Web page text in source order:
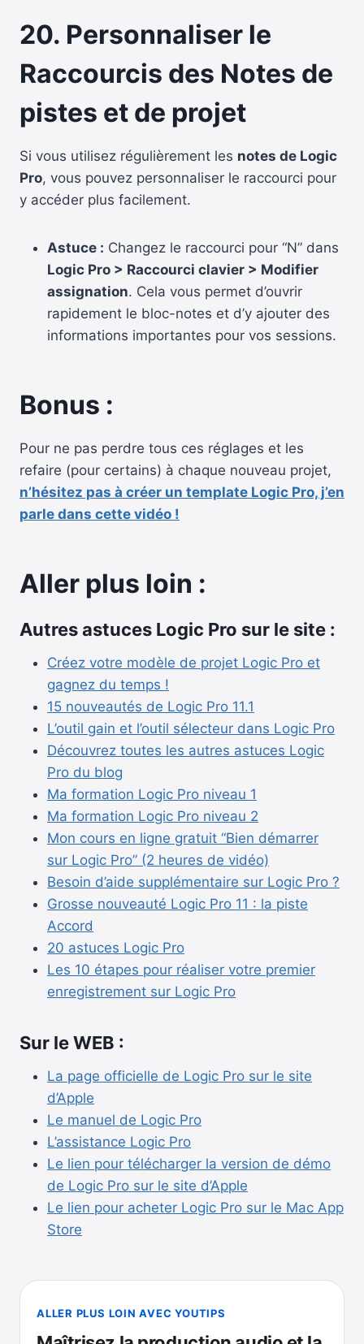
20. Personnaliser le
Raccourcis des Notes de
pistes et de projet
Si vous utilisez régulièrement les notes de Logic
Pro, vous pouvez personnaliser le raccourci pour
y accéder plus facilement.
Astuce : Changez le raccourci pour “N” dans
Logic Pro > Raccourci clavier > Modifier
assignation. Cela vous permet d’ouvrir
rapidement le bloc-notes et d’y ajouter des
informations importantes pour vos sessions.
Bonus :
Pour ne pas perdre tous ces réglages et les
refaire (pour certains) à chaque nouveau projet,
n’hésitez pas à créer un template Logic Pro, j’en
parle dans cette vidéo !
Aller plus loin :
Autres astuces Logic Pro sur le site :
Créez votre modèle de projet Logic Pro et
gagnez du temps !
15 nouveautés de Logic Pro 11.1
L’outil gain et l’outil sélecteur dans Logic Pro
Découvrez toutes les autres astuces Logic
Pro du blog
Ma formation Logic Pro niveau 1
Ma formation Logic Pro niveau 2
Mon cours en ligne gratuit “Bien démarrer
sur Logic Pro” (2 heures de vidéo)
Besoin d’aide supplémentaire sur Logic Pro ?
Grosse nouveauté Logic Pro 11 : la piste
Accord
20 astuces Logic Pro
Les 10 étapes pour réaliser votre premier
enregistrement sur Logic Pro
Sur le WEB :
La page officielle de Logic Pro sur le site
d’Apple
Le manuel de Logic Pro
L’assistance Logic Pro
Le lien pour télécharger la version de démo
de Logic Pro sur le site d’Apple
Le lien pour acheter Logic Pro sur le Mac App
Store
ALLER PLUS LOIN AVEC YOUTIPS